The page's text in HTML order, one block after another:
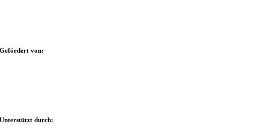
Gefördert von:
Unterstützt durch: